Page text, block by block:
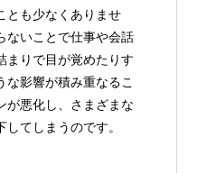
とも少なくありませ
ないことで仕事や会話
まりで目が覚めたりす
な影響が積み重なるこ
が悪化し、さまざまな
てしまうのです。